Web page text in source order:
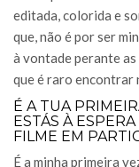
editada, colorida e
que, não é por ser
à vontade perante
que é raro encontrar
É A TUA
ESTÁS À
FILME EM
É a minha primeira